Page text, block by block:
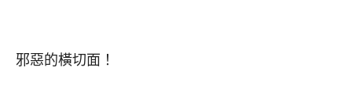
邪惡的橫切面！